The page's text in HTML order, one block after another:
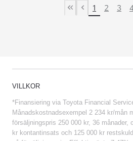
First Page
Previous
1 2 3
VILLKOR
*Finansiering via Toyota Financial
Månadskostnadsexempel 2 234 kr/mån
försäljningspris 250 000 kr, 36 månader,
kr kontantinsats och 125 000 kr